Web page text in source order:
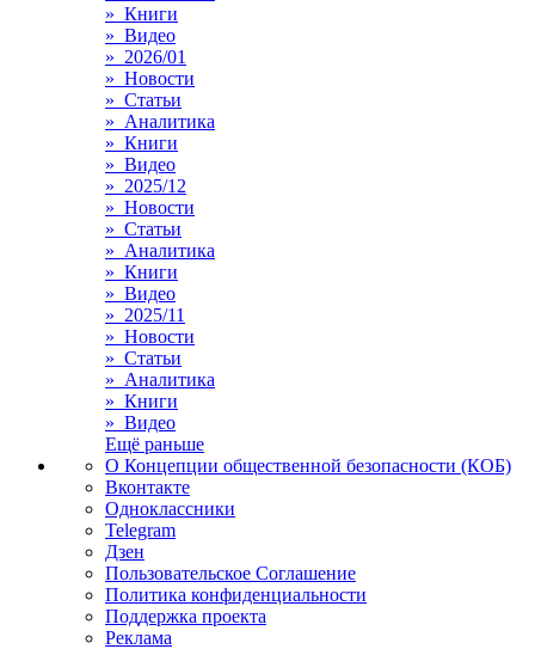
» Книги
» Видео
» 2026/01
» Новости
» Статьи
» Аналитика
» Книги
» Видео
» 2025/12
» Новости
» Статьи
» Аналитика
» Книги
» Видео
» 2025/11
» Новости
» Статьи
» Аналитика
» Книги
» Видео
Ещё раньше
О Концепции общественной безопасности (КОБ)
Вконтакте
Одноклассники
Telegram
Дзен
Пользовательское Соглашение
Политика конфиденциальности
Поддержка проекта
Реклама